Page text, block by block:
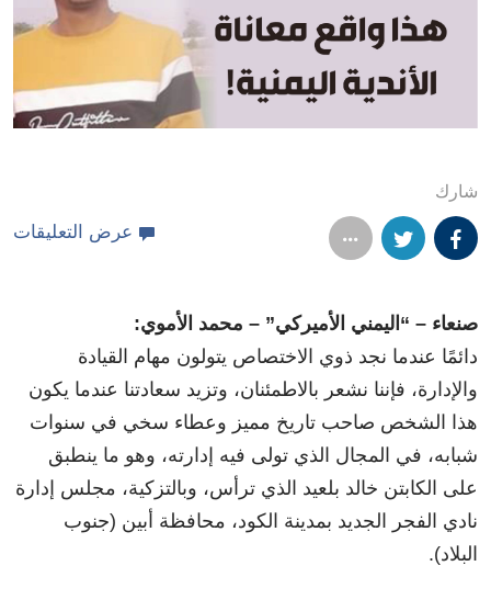
شارك
عرض التعليقات
صنعاء – “اليمني الأميركي” – محمد الأموي:
دائمًا عندما نجد ذوي الاختصاص يتولون مهام القيادة
والإدارة، فإننا نشعر بالاطمئنان، وتزيد سعادتنا عندما يكون
هذا الشخص صاحب تاريخ مميز وعطاء سخي في سنوات
شبابه، في المجال الذي تولى فيه إدارته، وهو ما ينطبق
على الكابتن خالد بلعيد الذي ترأس، وبالتزكية، مجلس إدارة
نادي الفجر الجديد بمدينة الكود، محافظة أبين (جنوب
البلاد).